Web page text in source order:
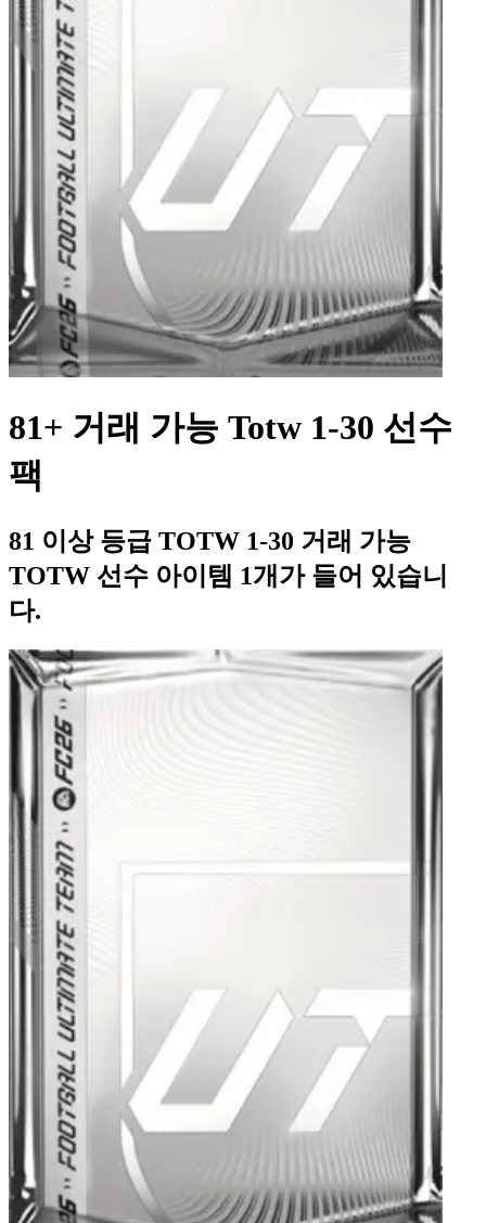
81+ 거래 가능 Totw 1-30 선수
팩
81 이상 등급 TOTW 1-30 거래 가능
TOTW 선수 아이템 1개가 들어 있습니
다.